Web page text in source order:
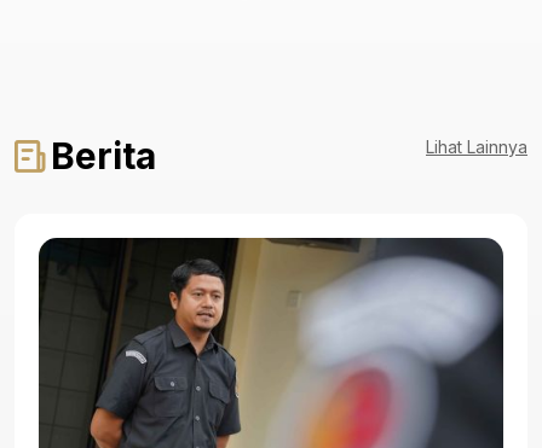
Berita Lihat Lainnya